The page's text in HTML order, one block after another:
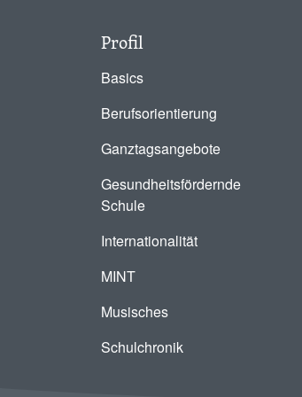
Profil
Basics
Berufsorientierung
Ganztagsangebote
Gesundheitsfördernde
Schule
Internationalität
MINT
Musisches
Schulchronik